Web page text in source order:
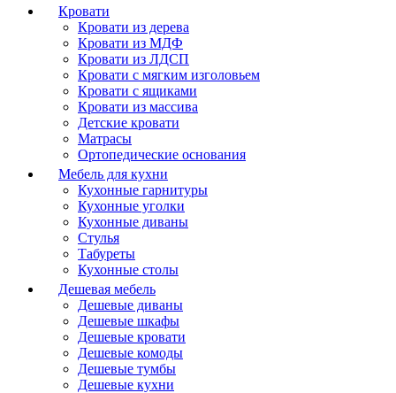
Кровати
Кровати из дерева
Кровати из МДФ
Кровати из ЛДСП
Кровати с мягким изголовьем
Кровати с ящиками
Кровати из массива
Детские кровати
Матрасы
Ортопедические основания
Мебель для кухни
Кухонные гарнитуры
Кухонные уголки
Кухонные диваны
Стулья
Табуреты
Кухонные столы
Дешевая мебель
Дешевые диваны
Дешевые шкафы
Дешевые кровати
Дешевые комоды
Дешевые тумбы
Дешевые кухни